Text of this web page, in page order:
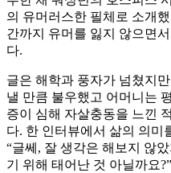
의 유머러스한 필체로 소개
간까지 유머를 잃지 않으면
다.
글은 해학과 풍자가 넘쳤지
낼 만큼 불우했고 어머니는
증이 심해 자살충동을 느낀
다. 한 인터뷰에서 삶의 의미
“글쎄, 잘 생각은 해보지 않
기 위해 태어난 것 아닐까요?”